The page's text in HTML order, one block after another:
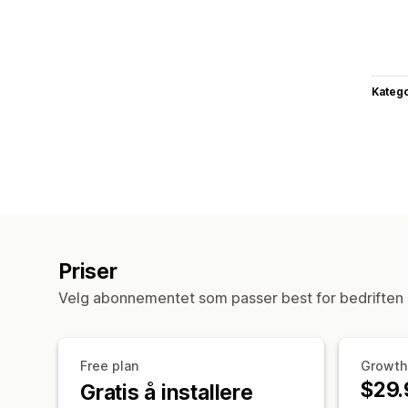
Priser
Velg abonnementet som passer best for bedriften
Free plan
Gratis å installere
Growth